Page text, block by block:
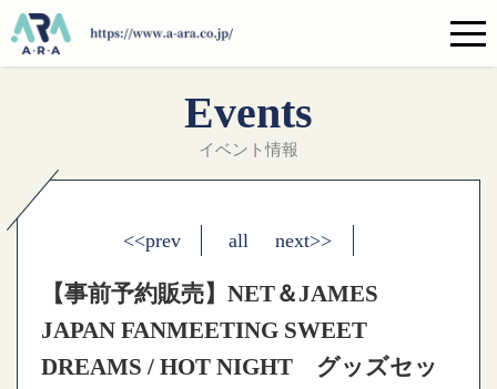
Events
イベント情報
<<prev all next>>
【事前予約販売】NET＆JAMES
JAPAN FANMEETING SWEET
DREAMS / HOT NIGHT グッズセッ